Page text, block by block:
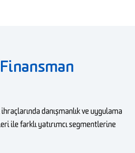
danışmanlık ve uygulama
ile farklı yatırımcı segmentlerine